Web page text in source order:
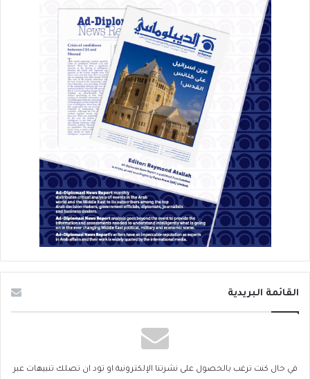
القائمة البريدية
في حال كنت ترغب بالحصول على نشرتنا الإلكترونية او تود ان تصلك تنبيهات عبر